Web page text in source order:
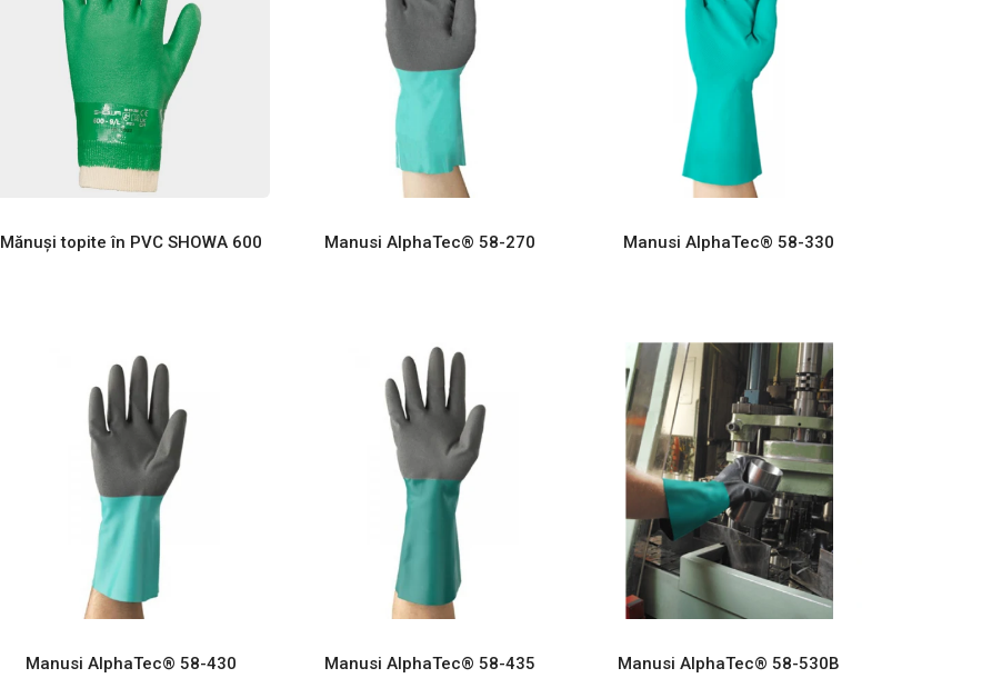
Mănuși topite în PVC SHOWA 600 Manusi AlphaTec® 58-270 Manusi AlphaTec® 58-330
Manusi AlphaTec® 58-430 Manusi AlphaTec® 58-435 Manusi AlphaTec® 58-530B